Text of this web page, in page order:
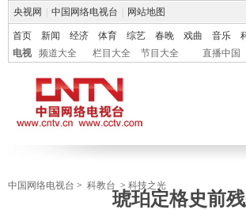
央视网 中国网络电视台 网站地图
首页 新闻 经济 体育 综艺 春晚 戏曲 音乐
电视
频道大全 栏目大全 节目大全 直播中国
中国网络电视台 > 科教台 > 科技之光
琥珀定格史前